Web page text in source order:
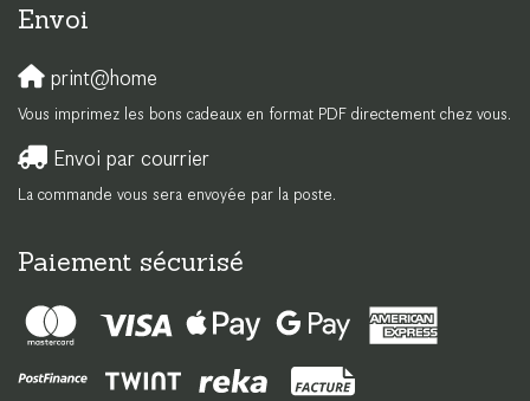
Envoi
print@home
Vous imprimez les bons cadeaux en format PDF directement chez vous.
Envoi par courrier
La commande vous sera envoyée par la poste.
Paiement sécurisé